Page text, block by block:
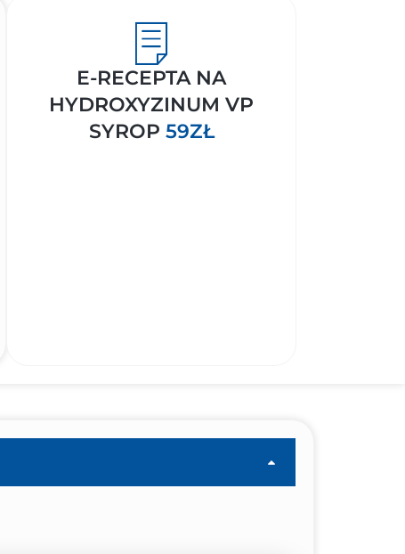
E-RECEPTA NA
HYDROXYZINUM VP
SYROP 59ZŁ